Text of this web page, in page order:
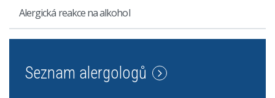
Alergická reakce na alkohol
Seznam alergologů